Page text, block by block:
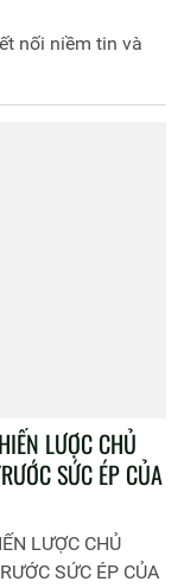
nối niềm tin và
LƯỢC CHỦ
SỨC ÉP CỦA
LƯỢC CHỦ
SỨC ÉP CỦA